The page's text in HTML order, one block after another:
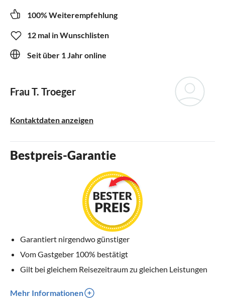
100% Weiterempfehlung
12 mal in Wunschlisten
Seit über 1 Jahr online
Frau T. Troeger
Kontaktdaten anzeigen
Bestpreis-Garantie
Garantiert nirgendwo günstiger
Vom Gastgeber 100% bestätigt
Gilt bei gleichem Reisezeitraum zu gleichen Leistungen
Mehr Informationen